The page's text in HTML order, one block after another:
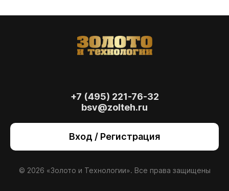
+7 (495) 221-76-32
bsv@zolteh.ru
Вход / Регистрация
© 2026 «Золото и Технологии». Все права защищены
также для анализа сайта и улучшения
сайт, вы даете согласиена использование